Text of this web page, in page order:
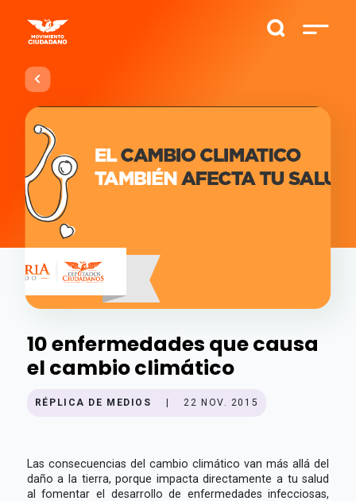
10 enfermedades que causa
el cambio climático
RÉPLICA DE MEDIOS 22 NOV. 2015
Las consecuencias del cambio climático van más allá del
daño a la tierra, porque impacta directamente a tu salud
al fomentar el desarrollo de enfermedades infecciosas,